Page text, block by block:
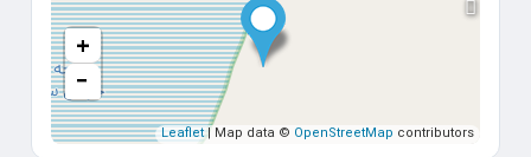
+
−
Leaflet| Map data © OpenStreetMap contributors